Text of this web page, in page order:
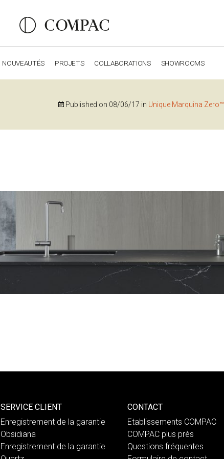
NOUVEAUTÉS PROJETS COLLABORATIONS SHOWROOMS
Published on 08/06/17 in Unique Marquina Zero™
SERVICE CLIENT
Enregistrement de la garantie
Obsidiana
Enregistrement de la garantie
CONTACT
Etablissements COMPAC
COMPAC plus près
Questions fréquentes